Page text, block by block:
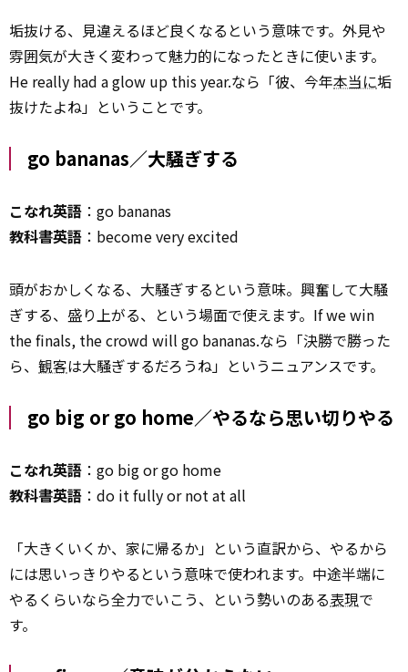
垢抜ける、見違えるほど良くなるという意味です。外見や
雰囲気が大きく変わって魅力的になったときに使います。
He really had a glow up this year.なら「彼、今年本当に垢
抜けたよね」ということです。
go bananas／大騒ぎする
こなれ英語 ：go bananas
教科書英語 ：become very excited
頭がおかしくなる、大騒ぎするという意味。興奮して大騒
ぎする、盛り上がる、という場面で使えます。If we win
the finals, the crowd will go bananas.なら「決勝で勝った
ら、 観客は大騒ぎするだろうね」というニュアンスです。
go big or go home／やるなら思い切りやる
こなれ英語 ：go big or go home
教科書英語 ：do it fully or not at all
「大きくいくか、家に帰るか」という直訳から、やるから
には思いっきりやるという意味で使われます。中途半端に
やるくらいなら全力でいこう、という勢いのある表現で
す。